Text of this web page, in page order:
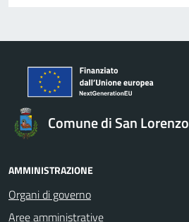
Comune di San Lorenzo
AMMINISTRAZIONE
Organi di governo
Aree amministrative